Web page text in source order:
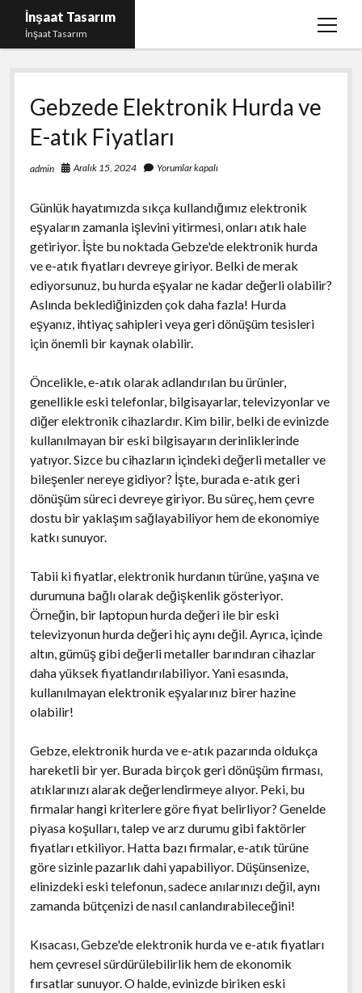
İnşaat Tasarım
İnşaat Tasarım
menüyü
Instagram Gizli Hesap Bakma
Instagram Türk Takipçi Yükleme Ücretsiz
Liste
Sayfa Listesi
Gebzede Elektronik Hurda ve
E-atık Fiyatları
admin Aralık 15, 2024 Yorumlar kapalı
Günlük hayatımızda sıkça kullandığımız elektronik
eşyaların zamanla işlevini yitirmesi, onları atık hale
getiriyor. İşte bu noktada Gebze'de elektronik hurda
ve e-atık fiyatları devreye giriyor. Belki de merak
ediyorsunuz, bu hurda eşyalar ne kadar değerli olabilir?
Aslında beklediğinizden çok daha fazla! Hurda
eşyanız, ihtiyaç sahipleri veya geri dönüşüm tesisleri
için önemli bir kaynak olabilir.
Öncelikle, e-atık olarak adlandırılan bu ürünler,
genellikle eski telefonlar, bilgisayarlar, televizyonlar ve
diğer elektronik cihazlardır. Kim bilir, belki de evinizde
kullanılmayan bir eski bilgisayarın derinliklerinde
yatıyor. Sizce bu cihazların içindeki değerli metaller ve
bileşenler nereye gidiyor? İşte, burada e-atık geri
dönüşüm süreci devreye giriyor. Bu süreç, hem çevre
dostu bir yaklaşım sağlayabiliyor hem de ekonomiye
katkı sunuyor.
Tabii ki fiyatlar, elektronik hurdanın türüne, yaşına ve
durumuna bağlı olarak değişkenlik gösteriyor.
Örneğin, bir laptopun hurda değeri ile bir eski
televizyonun hurda değeri hiç aynı değil. Ayrıca, içinde
altın, gümüş gibi değerli metaller barındıran cihazlar
daha yüksek fiyatlandırılabiliyor. Yani esasında,
kullanılmayan elektronik eşyalarınız birer hazine
olabilir!
Gebze, elektronik hurda ve e-atık pazarında oldukça
hareketli bir yer. Burada birçok geri dönüşüm firması,
atıklarınızı alarak değerlendirmeye alıyor. Peki, bu
firmalar hangi kriterlere göre fiyat belirliyor? Genelde
piyasa koşulları, talep ve arz durumu gibi faktörler
fiyatları etkiliyor. Hatta bazı firmalar, e-atık türüne
göre sizinle pazarlık dahi yapabiliyor. Düşünsenize,
elinizdeki eski telefonun, sadece anılarınızı değil, aynı
zamanda bütçenizi de nasıl canlandırabileceğini!
Kısacası, Gebze'de elektronik hurda ve e-atık fiyatları
hem çevresel sürdürülebilirlik hem de ekonomik
fırsatlar sunuyor. O halde, evinizde biriken eski